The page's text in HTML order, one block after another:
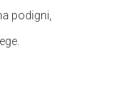
podigni,